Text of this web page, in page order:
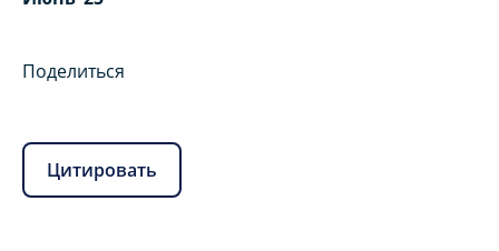
Поделиться
Цитировать